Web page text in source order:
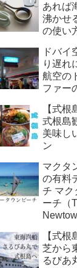
あれば
沸かせ
の使い
ドバイ
り遅れ
航空の
ファー
【式根
式根島
美味し
ン
マクタ
の有料
チ マク
ーチ（
【式
芝から
るびあ